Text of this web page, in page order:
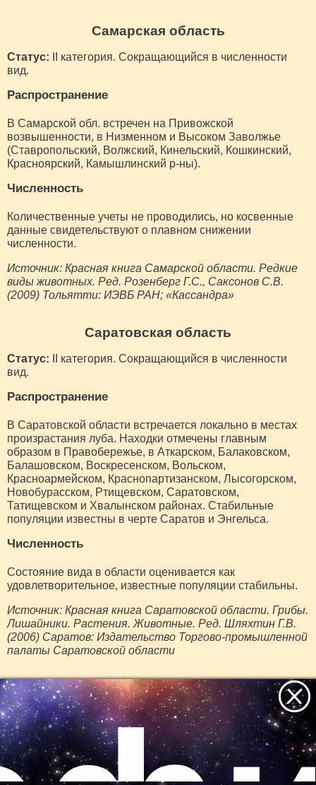
Самарская область
Статус: II категория. Сокращающийся в численности
вид.
Распространение
В Самарской обл. встречен на Привожской
возвышенности, в Низменном и Высоком Заволжье
(Ставропольский, Волжский, Кинельский, Кошкинский,
Красноярский, Камышлинский р-ны).
Численность
Количественные учеты не проводились, но косвенные
данные свидетельствуют о плавном снижении
численности.
Источник: Красная книга Самарской области. Редкие
виды животных. Ред. Розенберг Г.С., Саксонов С.В.
(2009) Тольятти: ИЭВБ РАН; «Кассандра»
Саратовская область
Статус: II категория. Сокращающийся в численности
вид.
Распространение
В Саратовской области встречается локально в местах
произрастания луба. Находки отмечены главным
образом в Правобережье, в Аткарском, Балаковском,
Балашовском, Воскресенском, Вольском,
Красноармейском, Краснопартизанском, Лысогорском,
Новобурасском, Ртищевском, Саратовском,
Татищевском и Хвалынском районах. Стабильные
популяции известны в черте Саратов и Энгельса.
Численность
Состояние вида в области оценивается как
удовлетворительное, известные популяции стабильны.
Источник: Красная книга Саратовской области. Грибы.
Лишайники. Растения. Животные. Ред. Шляхтин Г.В.
(2006) Саратов: Издательство Торгово-промышленной
палаты Саратовской области
г. Севастополь
Статус:II категория. Сокращающийся в численности
вид.
Распространение
В Крыму заселяет всю горную и часть предгорной зоны в
Все самое интересное